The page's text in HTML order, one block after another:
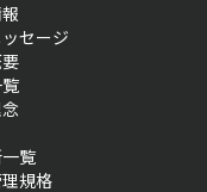
セージ
覧
規格